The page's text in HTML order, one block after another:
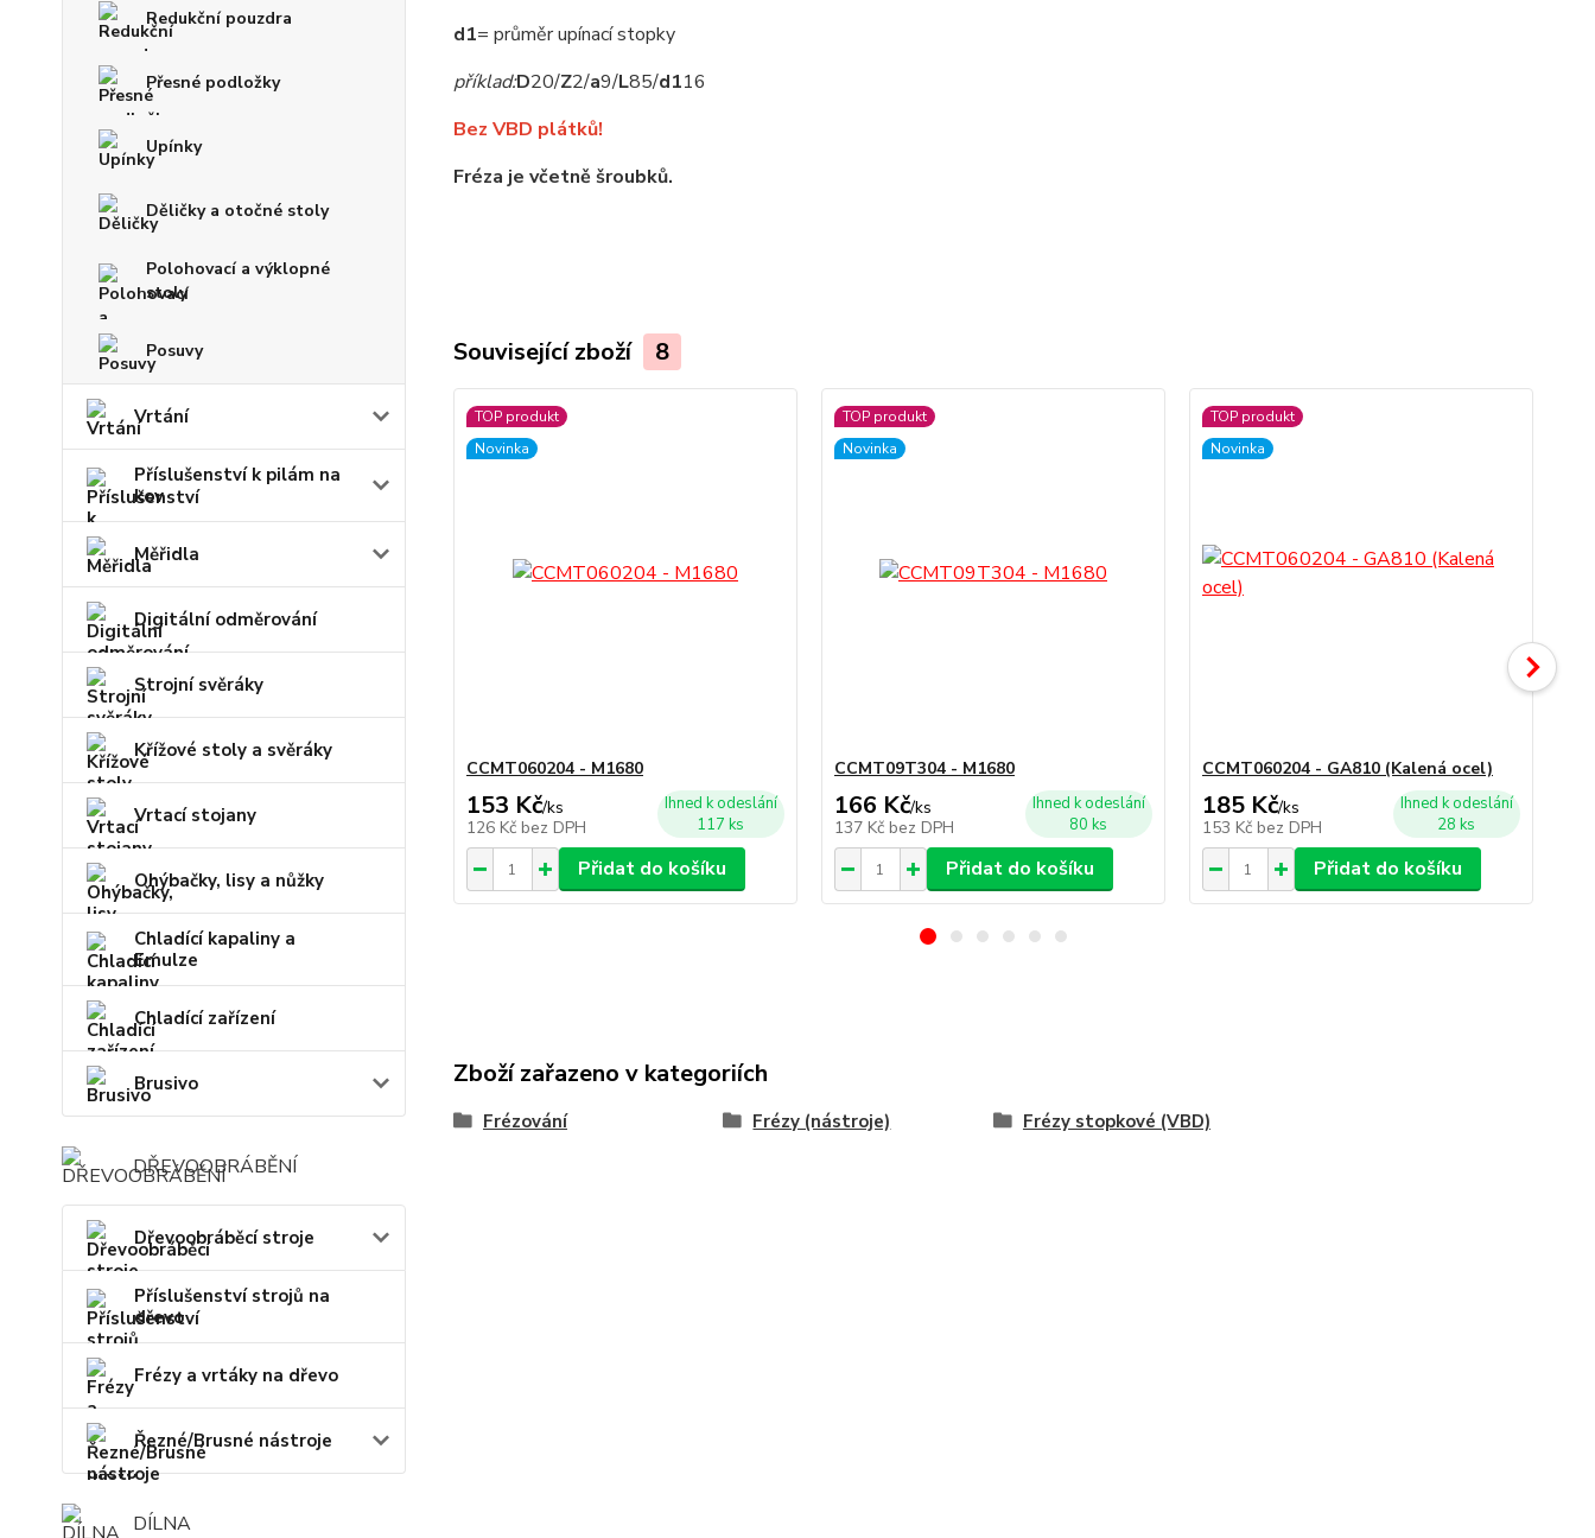
Redukční pouzdra
Přesné podložky
Upínky
Děličky a otočné stoly
Polohovací a výklopné
stoly
Posuvy
Vrtání
Příslušenství k pilám na
kov
Měřidla
Digitální odměrování
Strojní svěráky
Křížové stoly a svěráky
Vrtací stojany
Ohýbačky, lisy a nůžky
Chladící kapaliny a
Emulze
Chladící zařízení
Brusivo
DŘEVOOBRÁBĚNÍ
Dřevoobráběcí stroje
Příslušenství strojů na
dřevo
Frézy a vrtáky na dřevo
Řezné/Brusné nástroje
DÍLNA
d1= průměr upínací stopky
příklad:D20/Z2/a9/L85/d116
Bez VBD plátků!
Fréza je včetně šroubků.
Související zboží 8
TOP produkt
Novinka
CCMT060204 - M1680
153 Kč/ks
126 Kč bez DPH
Ihned k odeslání
117 ks
Přidat do košíku
TOP produkt
Novinka
CCMT09T304 - M1680
166 Kč/ks
137 Kč bez DPH
Ihned k odeslání
80 ks
Přidat do košíku
TOP produkt
Novinka
CCMT060204 - GA810 (Kalená ocel)
185 Kč/ks
153 Kč bez DPH
Ihned k odeslání
28 ks
Přidat do košíku
Zboží zařazeno v kategoriích
Frézování Frézy (nástroje) Frézy stopkové (VBD)